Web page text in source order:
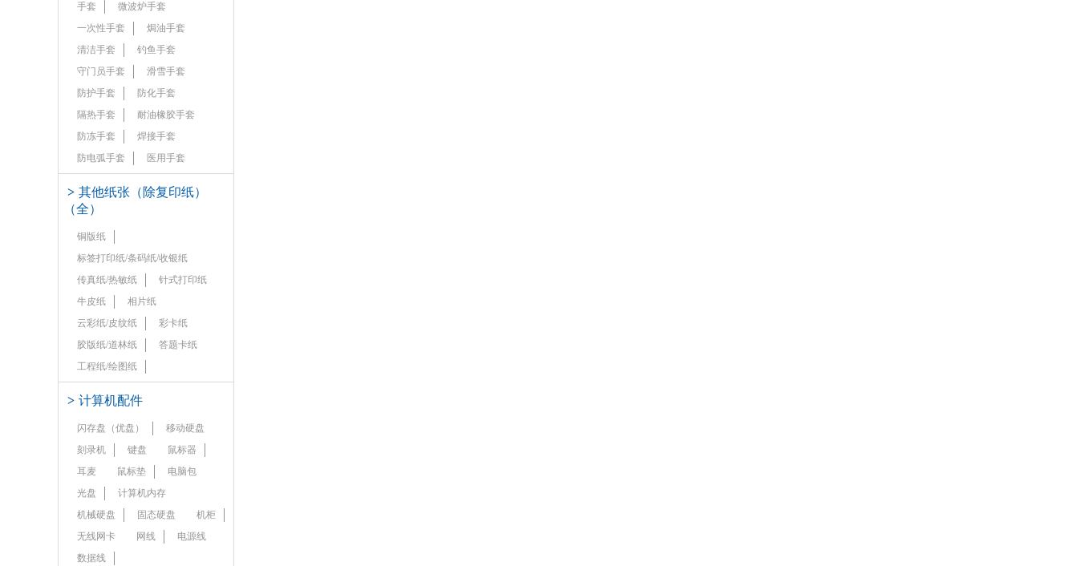
手套
微波炉手套
一次性手套
焗油手套
清洁手套
钓鱼手套
守门员手套
滑雪手套
防护手套
防化手套
隔热手套
耐油橡胶手套
防冻手套
焊接手套
防电弧手套
医用手套
> 其他纸张（除复印纸）
（全）
铜版纸
标签打印纸/条码纸/收银纸
传真纸/热敏纸
针式打印纸
牛皮纸
相片纸
云彩纸/皮纹纸
彩卡纸
胶版纸/道林纸
答题卡纸
工程纸/绘图纸
> 计算机配件
闪存盘（优盘）
移动硬盘
刻录机
键盘
鼠标器
耳麦
鼠标垫
电脑包
光盘
计算机内存
机械硬盘
固态硬盘
机柜
无线网卡
网线
电源线
数据线